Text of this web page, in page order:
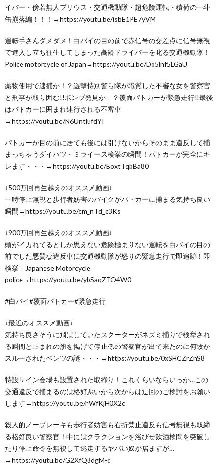
イバー・傍若無人プリウス・交通機動隊・超危険運転・積荷の一斗
缶崩落編！！！→https://youtu.be/isbE1PE7yVM
運転手さんダメダメ！白バイの目の前で赤信号の交差点に信号無視
で進入し立ち往生してしまった高齢ドライバーを叱る交通機動隊！
Police motorcycle of Japan→https://youtu.be/Do5lnf5LGaU
薬物使用で逮捕か！？遊撃特別警ら隊が職質した不審な女を警察官
と刑事が取り囲む!!ポンプ発見か！？覆面パトカーが緊急走行!!最後
はパトカーに囲まれ連行される不審車
→https://youtu.be/N6UntlufdYI
パトカーが目の前に居ても後には引けないからそのまま違反して捕
まっちゃうダイハツ・ミライース検挙の瞬間！パトカーが完全にキ
レます・・・→https://youtu.be/BoxtTqbBa80
↓500万回再生越えのオススメ動画↓
一時停止無視と歩行者妨害のバイクがパトカーに捕まる気持ち良い
瞬間→https://youtu.be/cm_nTd_c3Ks
↓900万回再生越えのオススメ動画↓
頭がイカれてるとしか思えない危険極まりない運転を白バイの目の
前でした悪質な違反車に交通機動隊が怒りの緊急走行で即追跡！即
検挙！Japanese Motorcycle
police→https://youtu.be/ybSaqZTO4W0
#白バイ#覆面パトカー#緊急走行
↓最近のオススメ動画↓
気持ち良さそうに飛ばしていたスクーターがネズミ捕りで検挙され
る瞬間と止まれの旗を掲げて停止係の警察官が出て来たのに何故か
スルーされたベンツの謎・・・→https://youtu.be/0xSHCZrZnS8
特設サイン会場も設置された取締り！これくらいならいっか…この
交通違反で捕まるのは格好悪いから次からは迂回のご検討をお願い
します→https://youtu.be/rlWfKjH0X2c
殺人的ノーブレーキも歩行者妨害も右折禁止違反も信号無視も取締
る格好良い警察官！中にはクラクションを浴びせ飲酒検問を突破し
たり停止命令を無視して逃走するヤバい奴が居ますが…
→https://youtu.be/G2XfQ8dgM-c